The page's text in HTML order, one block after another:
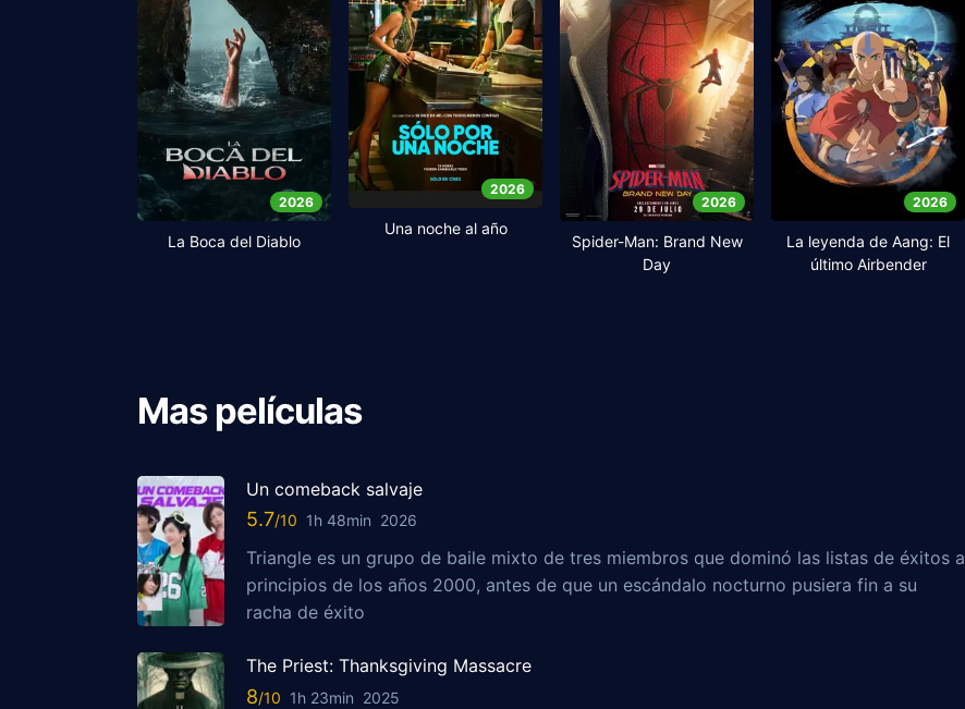
2026
La Boca del Diablo
2026
Una noche al año
2026
Spider-Man: Brand New
Day
2026
La leyenda de Aang: El
último Airbender
Mas películas
Un comeback salvaje
5.7 1h 48min 2026
Triangle es un grupo de baile mixto de tres miembros que dominó las listas de éxitos a
principios de los años 2000, antes de que un escándalo nocturno pusiera fin a su
racha de éxito
The Priest: Thanksgiving Massacre
8 1h 23min 2025